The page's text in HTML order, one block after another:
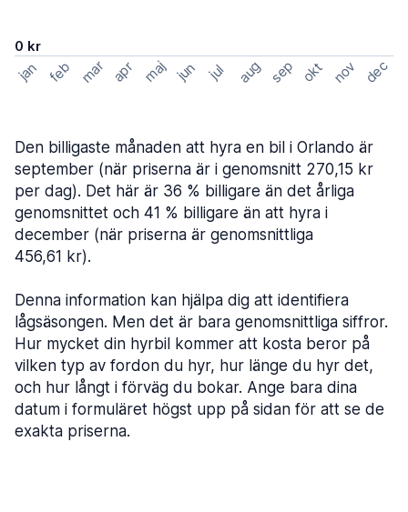
0 kr
jan feb mar apr maj jun jul aug sep okt nov dec
Den billigaste månaden att hyra en bil i Orlando är
september (när priserna är i genomsnitt 270,15 kr
per dag). Det här är 36 % billigare än det årliga
genomsnittet och 41 % billigare än att hyra i
december (när priserna är genomsnittliga
456,61 kr).
Denna information kan hjälpa dig att identifiera
lågsäsongen. Men det är bara genomsnittliga siffror.
Hur mycket din hyrbil kommer att kosta beror på
vilken typ av fordon du hyr, hur länge du hyr det,
och hur långt i förväg du bokar. Ange bara dina
datum i formuläret högst upp på sidan för att se de
exakta priserna.